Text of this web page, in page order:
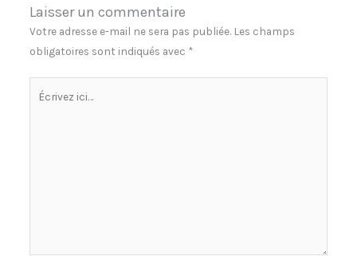
Laisser un commentaire
Votre adresse e-mail ne sera pas publiée. Les champs
obligatoires sont indiqués avec *